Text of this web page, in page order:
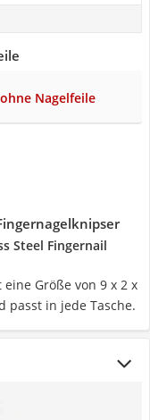
ohne Nagelfeile
Steel Fingernail
eine Größe von 9 x 2 x
passt in jede Tasche.